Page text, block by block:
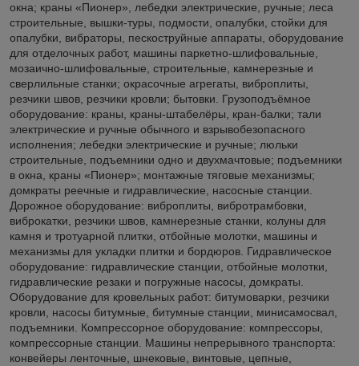
окна; краны «Пионер», лебедки электрические, ручные; леса
строительные, вышки-туры, подмости, опалубки, стойки для
опалубки, вибраторы, пескоструйные аппараты, оборудование
для отделочных работ, машины паркетно-шлифовальные,
мозаично-шлифовальные, строительные, камнерезные и
сверлильные станки; окрасочные агрегаты, виброплиты,
резчики швов, резчики кровли; бытовки. Грузоподъёмное
оборудование: краны, краны-штабелёры, кран-балки; тали
электрические и ручные обычного и взрывобезопасного
исполнения; лебедки электрические и ручные; люльки
строительные, подъемники одно и двухмачтовые; подъемники
в окна, краны «Пионер»; монтажные тяговые механизмы;
домкраты реечные и гидравлические, насосные станции.
Дорожное оборудование: виброплиты, вибротрамбовки,
виброкатки, резчики швов, камнерезные станки, колуны для
камня и тротуарной плитки, отбойные молотки, машины и
механизмы для укладки плитки и бордюров. Гидравлическое
оборудование: гидравлические станции, отбойные молотки,
гидравлические резаки и погружные насосы, домкраты.
Оборудование для кровельных работ: битумоварки, резчики
кровли, насосы битумные, битумные станции, минисамосвал,
подъемники. Компрессорное оборудование: компрессоры,
компрессорные станции. Машины непрерывного транспорта:
конвейеры ленточные, шнековые, винтовые, цепные,